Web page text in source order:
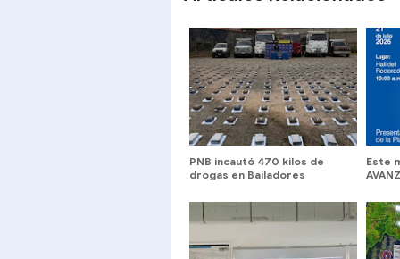
PNB incautó 470 kilos de
drogas en Bailadores
Este